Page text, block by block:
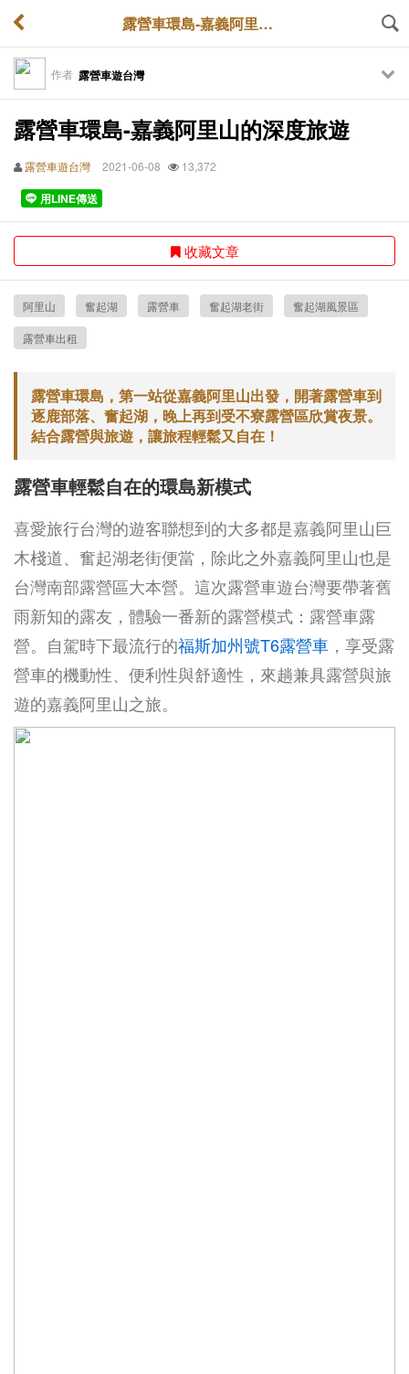
露營車環島-嘉義阿里山的深度旅遊
作者 露營車遊台灣
露營車環島-嘉義阿里山的深度旅遊
露營車遊台灣 2021-06-08 13,372
用LINE傳送
收藏文章
阿里山 奮起湖 露營車 奮起湖老街 奮起湖風景區
露營車出租
露營車環島，第一站從嘉義阿里山出發，開著露營車到
逐鹿部落、奮起湖，晚上再到受不寮露營區欣賞夜景。
結合露營與旅遊，讓旅程輕鬆又自在！
露營車輕鬆自在的環島新模式
喜愛旅行台灣的遊客聯想到的大多都是嘉義阿里山巨
木棧道、奮起湖老街便當，除此之外嘉義阿里山也是
台灣南部露營區大本營。這次露營車遊台灣要帶著舊
雨新知的露友，體驗一番新的露營模式：露營車露
營。自駕時下最流行的福斯加州號T6露營車 ，享受露
營車的機動性、便利性與舒適性，來趟兼具露營與旅
遊的嘉義阿里山之旅。